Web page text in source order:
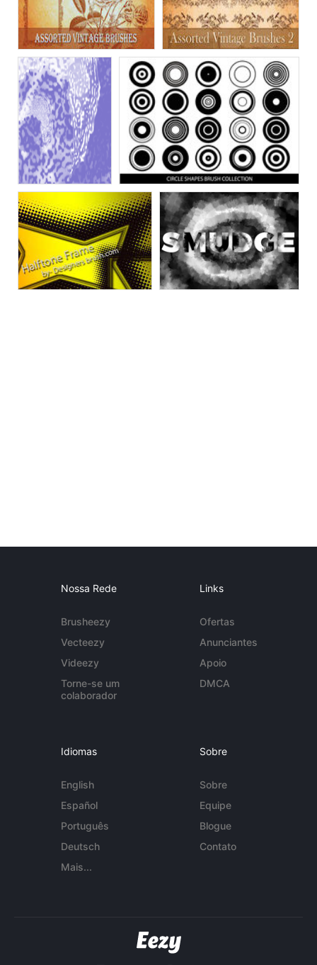
Nossa Rede
Brusheezy
Vecteezy
Videezy
Torne-se um
colaborador
Links
Ofertas
Anunciantes
Apoio
DMCA
Idiomas
English
Español
Português
Deutsch
Mais...
Sobre
Sobre
Equipe
Blogue
Contato